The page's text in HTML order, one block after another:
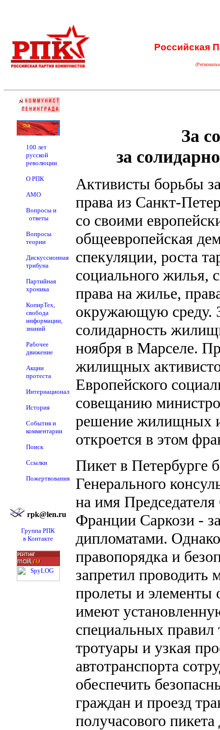
Российская
100 лет
русской
революции
О РПК
АМО
Вопросы и
ответы
Вопросы
теории
Дискуссионная
трибуна
Партийная
хроника
КопирТех,
свобода
информации,
знаний
Рабочее
движение
Акции
протеста
Интернационал
История
События и
комментарии
Поиск
Ссылки
Пожертвования
rpk@len.ru
Группа РПК
в Контакте
За
за
Активисты борьбы
права из Санкт-
со своими
общеевропейская
спекуляции, роста
социального жилья,
права на жилье,
окружающую среду.
солидарность
ноября в Марселе.
жилищных
Европейского
совещанию
решение жилищных и
откроется в этом
Пикет в Петербурге
Генерального
на имя
Франции Саркози -
дипломатами.
правопорядка и
запретил проводить
пролеты и элементы
имеют
специальных правил
тротуары и узкая
автотранспорта
обеспечить
граждан и проезд
получасового